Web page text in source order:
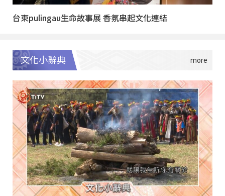
台東pulingau生命故事展 香氛串起文化連結
文化小辭典